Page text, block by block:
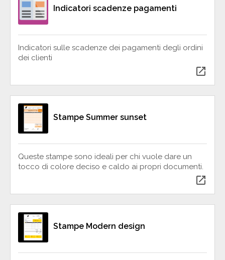
Indicatori scadenze pagamenti
Indicatori sulle scadenze dei pagamenti degli ordini
dei clienti
open_in_new
Stampe Summer sunset
Queste stampe sono ideali per chi vuole dare un
tocco di colore deciso e caldo ai propri documenti.
open_in_new
Stampe Modern design